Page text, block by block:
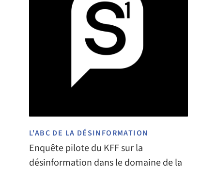
L'ABC DE LA DÉSINFORMATION
Enquête pilote du KFF sur la
désinformation dans le domaine de la